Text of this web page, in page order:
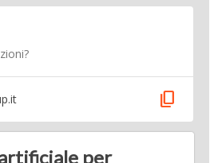
content_copy
per